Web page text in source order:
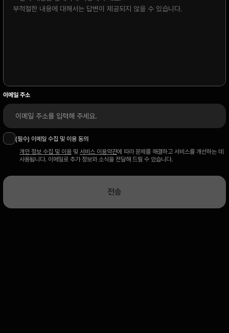
이메일 주소
(필수) 이메일 수집 및 이용 동의
개인 정보 수집 및 이용 및 서비스 이용약관에 따라 문제를 해결하고 서비스를 개선하는 데
사용됩니다. 이메일로 추가 정보와 소식을 전달해 드릴 수 있습니다.
전송